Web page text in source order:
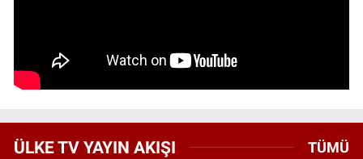
ÜLKE TV YAYIN AKIŞI TÜMÜ